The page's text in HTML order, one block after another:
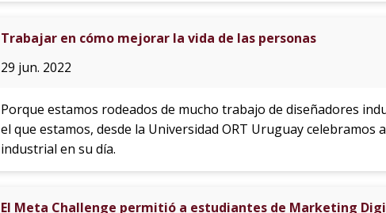
Trabajar en cómo mejorar la vida de las personas
29 jun. 2022
Porque estamos rodeados de mucho trabajo de diseñadores
el que estamos, desde la Universidad ORT Uruguay
industrial en su día.
El Meta Challenge permitió a estudiantes de Marketing